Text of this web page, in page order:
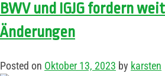
BWV und IGJG fordern
Änderungen
Posted on Oktober 13, 2023 by karsten